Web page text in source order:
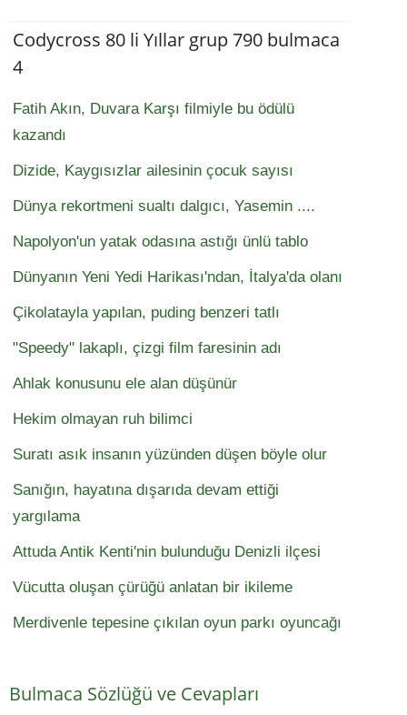
Codycross 80 li Yıllar grup 790 bulmaca
4
Fatih Akın, Duvara Karşı filmiyle bu ödülü
kazandı
Dizide, Kaygısızlar ailesinin çocuk sayısı
Dünya rekortmeni sualtı dalgıcı, Yasemin ....
Napolyon'un yatak odasına astığı ünlü tablo
Dünyanın Yeni Yedi Harikası'ndan, İtalya'da olanı
Çikolatayla yapılan, puding benzeri tatlı
"Speedy" lakaplı, çizgi film faresinin adı
Ahlak konusunu ele alan düşünür
Hekim olmayan ruh bilimci
Suratı asık insanın yüzünden düşen böyle olur
Sanığın, hayatına dışarıda devam ettiği
yargılama
Attuda Antik Kenti'nin bulunduğu Denizli ilçesi
Vücutta oluşan çürüğü anlatan bir ikileme
Merdivenle tepesine çıkılan oyun parkı oyuncağı
Bulmaca Sözlüğü ve Cevapları